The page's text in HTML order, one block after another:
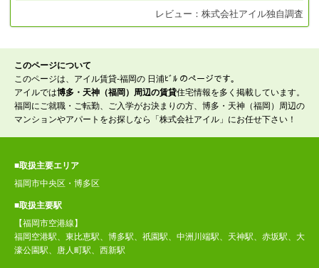
レビュー： 株式会社アイル独自調査
このページについて
このページは、アイル賃貸-福岡の 日浦ﾋﾞﾙ のページです。
アイルでは博多・天神（福岡）周辺の賃貸住宅情報を多く掲載しています。
福岡にご就職・ご転勤、ご入学がお決まりの方、博多・天神（福岡）周辺の
マンションやアパートをお探しなら「株式会社アイル」にお任せ下さい！
■取扱主要エリア
福岡市中央区・博多区
■取扱主要駅
【福岡市空港線】
福岡空港駅、東比恵駅、博多駅、祇園駅、中洲川端駅、天神駅、赤坂駅、大
濠公園駅、唐人町駅、西新駅